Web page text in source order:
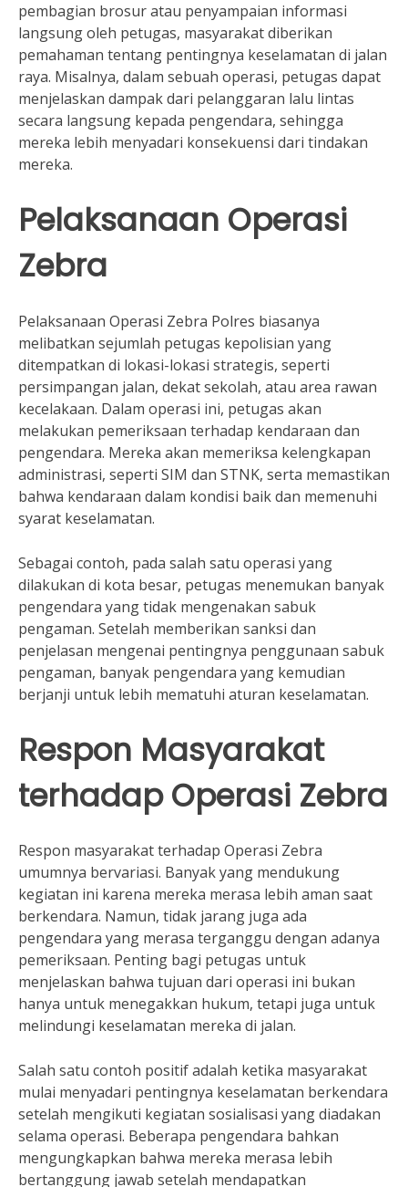
pembagian brosur atau penyampaian informasi
langsung oleh petugas, masyarakat diberikan
pemahaman tentang pentingnya keselamatan di jalan
raya. Misalnya, dalam sebuah operasi, petugas dapat
menjelaskan dampak dari pelanggaran lalu lintas
secara langsung kepada pengendara, sehingga
mereka lebih menyadari konsekuensi dari tindakan
mereka.
Pelaksanaan Operasi
Zebra
Pelaksanaan Operasi Zebra Polres biasanya
melibatkan sejumlah petugas kepolisian yang
ditempatkan di lokasi-lokasi strategis, seperti
persimpangan jalan, dekat sekolah, atau area rawan
kecelakaan. Dalam operasi ini, petugas akan
melakukan pemeriksaan terhadap kendaraan dan
pengendara. Mereka akan memeriksa kelengkapan
administrasi, seperti SIM dan STNK, serta memastikan
bahwa kendaraan dalam kondisi baik dan memenuhi
syarat keselamatan.
Sebagai contoh, pada salah satu operasi yang
dilakukan di kota besar, petugas menemukan banyak
pengendara yang tidak mengenakan sabuk
pengaman. Setelah memberikan sanksi dan
penjelasan mengenai pentingnya penggunaan sabuk
pengaman, banyak pengendara yang kemudian
berjanji untuk lebih mematuhi aturan keselamatan.
Respon Masyarakat
terhadap Operasi Zebra
Respon masyarakat terhadap Operasi Zebra
umumnya bervariasi. Banyak yang mendukung
kegiatan ini karena mereka merasa lebih aman saat
berkendara. Namun, tidak jarang juga ada
pengendara yang merasa terganggu dengan adanya
pemeriksaan. Penting bagi petugas untuk
menjelaskan bahwa tujuan dari operasi ini bukan
hanya untuk menegakkan hukum, tetapi juga untuk
melindungi keselamatan mereka di jalan.
Salah satu contoh positif adalah ketika masyarakat
mulai menyadari pentingnya keselamatan berkendara
setelah mengikuti kegiatan sosialisasi yang diadakan
selama operasi. Beberapa pengendara bahkan
mengungkapkan bahwa mereka merasa lebih
bertanggung jawab setelah mendapatkan